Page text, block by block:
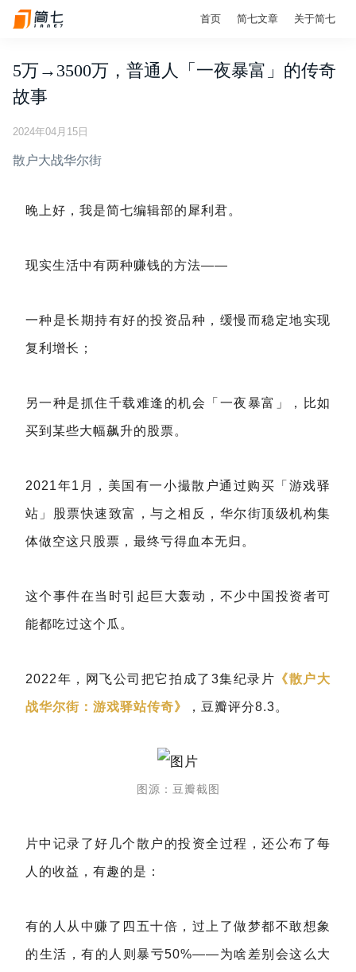
首页 简七文章 关于简七
5万→3500万，普通人「一夜暴富」的传奇
故事
2024年04月15日
散户大战华尔街
晚上好，我是简七编辑部的犀利君。
现实生活中有两种赚钱的方法——
一种是长期持有好的投资品种，缓慢而稳定地实现
复利增长；
另一种是抓住千载难逢的机会「一夜暴富」，比如
买到某些大幅飙升的股票。
2021年1月，美国有一小撮散户通过购买「游戏驿
站」股票快速致富，与之相反，华尔街顶级机构集
体做空这只股票，最终亏得血本无归。
这个事件在当时引起巨大轰动，不少中国投资者可
能都吃过这个瓜。
2022年，网飞公司把它拍成了3集纪录片 《散户大
战华尔街：游戏驿站传奇》 ，豆瓣评分8.3。
图源：豆瓣截图
片中记录了好几个散户的投资全过程，还公布了每
人的收益，有趣的是：
有的人从中赚了四五十倍，过上了做梦都不敢想象
的生活，有的人则暴亏50%——为啥差别会这么大